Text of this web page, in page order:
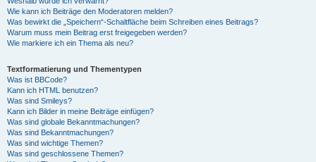
Wie kann ich Beiträge den Moderatoren melden?
Was bewirkt die „Speichern“-Schaltfläche beim Schreiben eines Beitrags?
Warum muss mein Beitrag erst freigegeben werden?
Wie markiere ich ein Thema als neu?
Textformatierung und Thementypen
Was ist BBCode?
Kann ich HTML benutzen?
Was sind Smileys?
Kann ich Bilder in meine Beiträge einfügen?
Was sind globale Bekanntmachungen?
Was sind Bekanntmachungen?
Was sind wichtige Themen?
Was sind geschlossene Themen?